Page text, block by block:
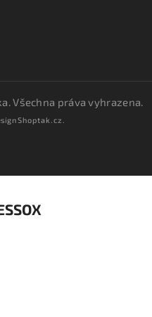
. Všechna práva vyhrazena.
Shoptak.cz.